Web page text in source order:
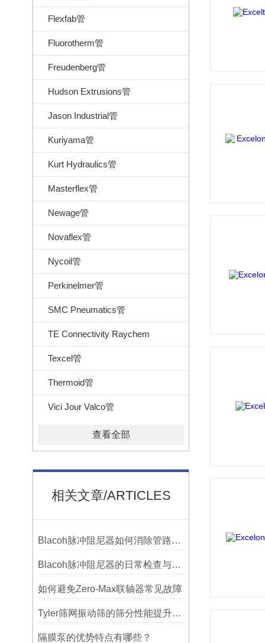
Flexfab管
Fluorotherm管
Freudenberg管
Hudson Extrusions管
Jason Industrial管
Kuriyama管
Kurt Hydraulics管
Masterflex管
Newage管
Novaflex管
Nycoil管
Perkinelmer管
SMC Pneumatics管
TE Connectivity Raychem
Texcel管
Thermoid管
Vici Jour Valco管
查看全部
相关文章/ARTICLES
Blacoh脉冲阻尼器如何消除管路振动与噪音？
Blacoh脉冲阻尼器的日常检查与预防性维护清单
如何避免Zero-Max联轴器常见故障
Tyler筛网振动筛的筛分性能提升技巧
隔膜泵的优势特点有哪些？